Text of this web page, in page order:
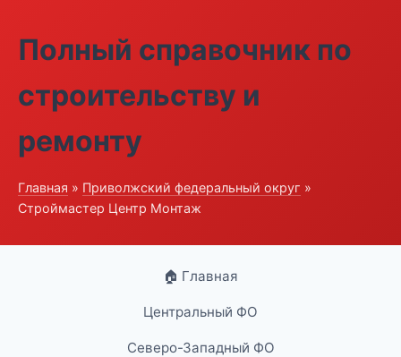
Полный справочник по
строительству и
ремонту
Главная » Приволжский федеральный округ »
Строймастер Центр Монтаж
🏠 Главная
Центральный ФО
Северо-Западный ФО